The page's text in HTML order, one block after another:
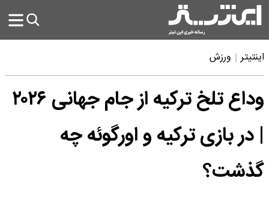
اینتیتر ورزش
وداع تلخ ترکیه از جام جهانی ۲۰۲۶
| در بازی ترکیه و اورگوئه چه
گذشت؟